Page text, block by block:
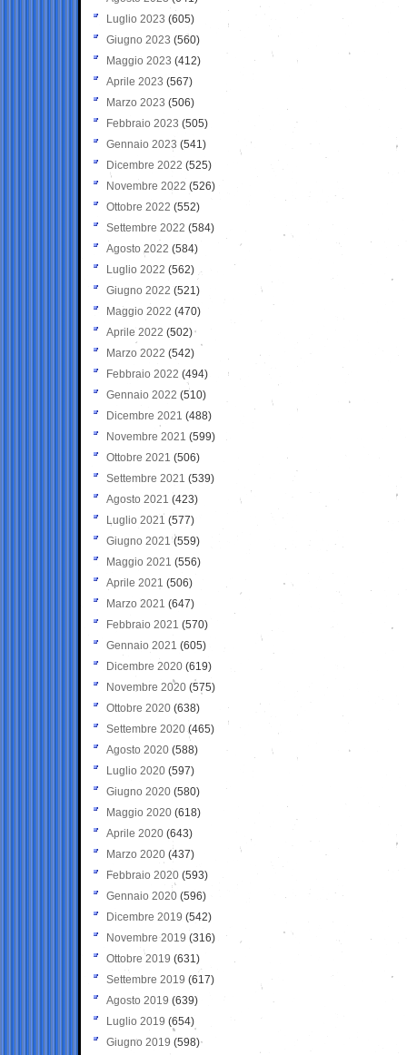
Luglio 2023 (605)
Giugno 2023 (560)
Maggio 2023 (412)
Aprile 2023 (567)
Marzo 2023 (506)
Febbraio 2023 (505)
Gennaio 2023 (541)
Dicembre 2022 (525)
Novembre 2022 (526)
Ottobre 2022 (552)
Settembre 2022 (584)
Agosto 2022 (584)
Luglio 2022 (562)
Giugno 2022 (521)
Maggio 2022 (470)
Aprile 2022 (502)
Marzo 2022 (542)
Febbraio 2022 (494)
Gennaio 2022 (510)
Dicembre 2021 (488)
Novembre 2021 (599)
Ottobre 2021 (506)
Settembre 2021 (539)
Agosto 2021 (423)
Luglio 2021 (577)
Giugno 2021(559)
Maggio 2021 (556)
Aprile 2021 (506)
Marzo 2021 (647)
Febbraio 2021 (570)
Gennaio 2021 (605)
Dicembre 2020 (619)
Novembre 2020 (575)
Ottobre 2020 (638)
Settembre 2020(465)
Agosto 2020 (588)
Luglio 2020 (597)
Giugno 2020 (580)
Maggio 2020 (618)
Aprile 2020 (643)
Marzo 2020 (437)
Febbraio 2020 (593)
Gennaio 2020 (596)
Dicembre 2019 (542)
Novembre 2019 (316)
Ottobre 2019 (631)
Settembre 2019 (617)
Agosto 2019 (639)
Luglio 2019 (654)
Giugno 2019 (598)